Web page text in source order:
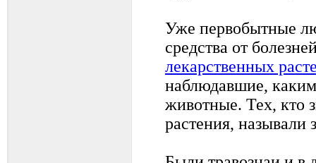
Уже первобытные
средства от
лекарственных
наблюдавшие,
животные. Тех, кто
растения, называли